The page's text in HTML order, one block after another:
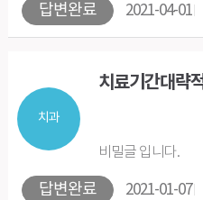
답변완료 2021-04-01
치과
답변완료
비밀글 입니다.
2021-01-07